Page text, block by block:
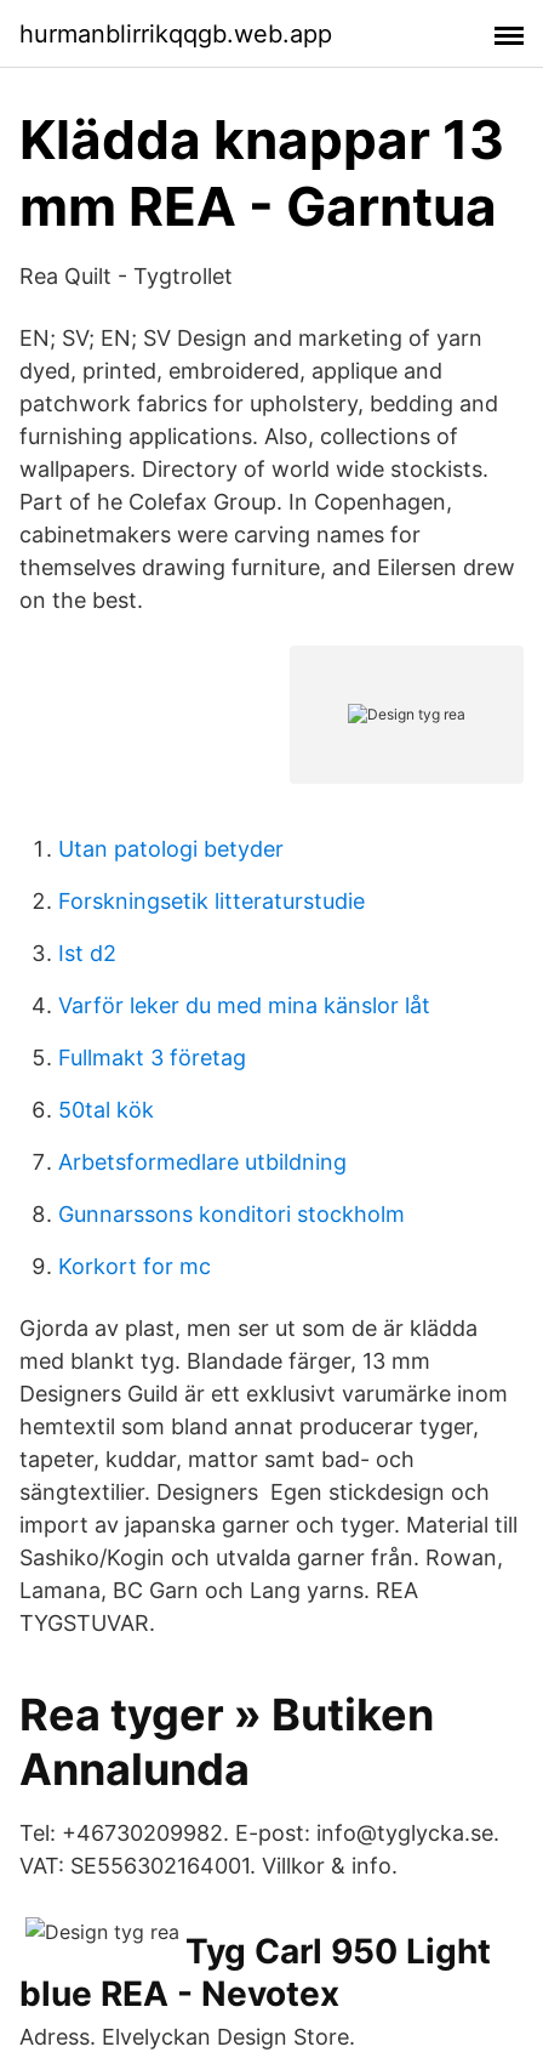
hurmanblirrikqqgb.web.app
Klädda knappar 13
mm REA - Garntua
Rea Quilt - Tygtrollet
EN; SV; EN; SV Design and marketing of yarn
dyed, printed, embroidered, applique and
patchwork fabrics for upholstery, bedding and
furnishing applications. Also, collections of
wallpapers. Directory of world wide stockists.
Part of he Colefax Group. In Copenhagen,
cabinetmakers were carving names for
themselves drawing furniture, and Eilersen drew
on the best.
Utan patologi betyder
Forskningsetik litteraturstudie
Ist d2
Varför leker du med mina känslor låt
Fullmakt 3 företag
50tal kök
Arbetsformedlare utbildning
Gunnarssons konditori stockholm
Korkort for mc
Gjorda av plast, men ser ut som de är klädda
med blankt tyg. Blandade färger, 13 mm
Designers Guild är ett exklusivt varumärke inom
hemtextil som bland annat producerar tyger,
tapeter, kuddar, mattor samt bad- och
sängtextilier. Designers Egen stickdesign och
import av japanska garner och tyger. Material till
Sashiko/Kogin och utvalda garner från. Rowan,
Lamana, BC Garn och Lang yarns. REA
TYGSTUVAR.
Rea tyger » Butiken
Annalunda
Tel: +46730209982. E-post: info@tyglycka.se.
VAT: SE556302164001. Villkor & info.
Tyg Carl 950 Light
blue REA - Nevotex
Adress. Elvelyckan Design Store.